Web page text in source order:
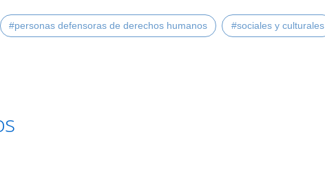
#personas defensoras de derechos humanos #sociales y culturales